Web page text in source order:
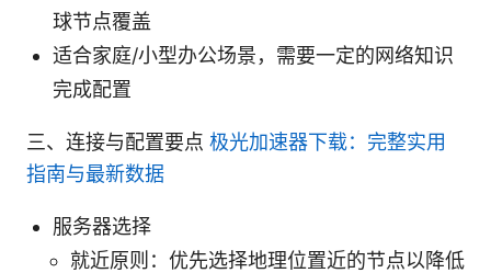
球节点覆盖
适合家庭/小型办公场景，需要一定的网络知识
完成配置
三、连接与配置要点 极光加速器下载：完整实用
指南与最新数据
服务器选择
就近原则：优先选择地理位置近的节点以降低